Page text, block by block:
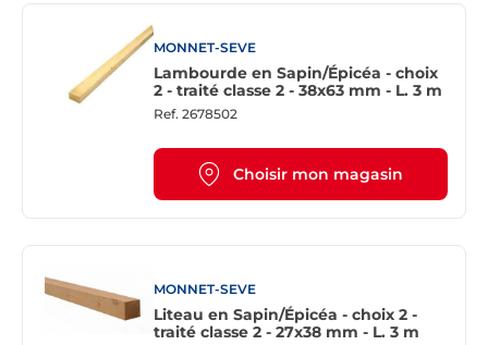
MONNET-SEVE
Lambourde en Sapin/Épicéa - choix
2 - traité classe 2 - 38x63 mm - L. 3 m
Ref. 2678502
Choisir mon magasin
MONNET-SEVE
Liteau en Sapin/Épicéa - choix 2 -
traité classe 2 - 27x38 mm - L. 3 m